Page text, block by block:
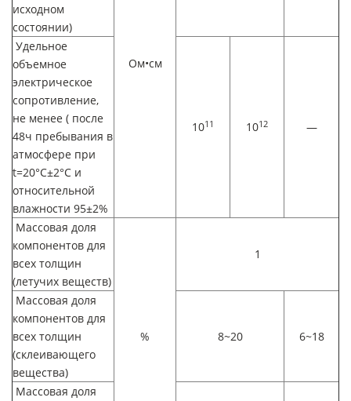
исходном
состоянии)
Ом•см
Удельное
объемное
электрическое
сопротивление,
не менее ( после
48ч пребывания в
атмосфере при
t=20°C±2°C и
относительной
влажности 95±2%
1011 1012 —
Массовая доля
компонентов для
всех толщин
(летучих веществ)
%
1
Массовая доля
компонентов для
всех толщин
(склеивающего
вещества)
8~20 6~18
Массовая доля